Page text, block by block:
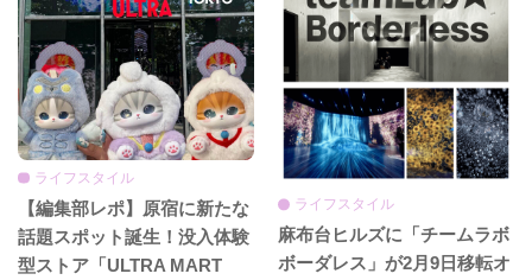
ライフスタイル
【編集部レポ】原宿に新たな
話題スポット誕生！没入体験
型ストア「ULTRA MART
ライフスタイル
麻布台ヒルズに「チームラボ
ボーダレス」が2月9日移転オ